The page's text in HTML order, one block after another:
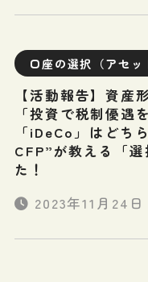
口座の選択（アセッ
【活動報告】資産
「投資で税制優遇
「iDeCo」はどち
CFP”が教える「
た！
2023年11月24日